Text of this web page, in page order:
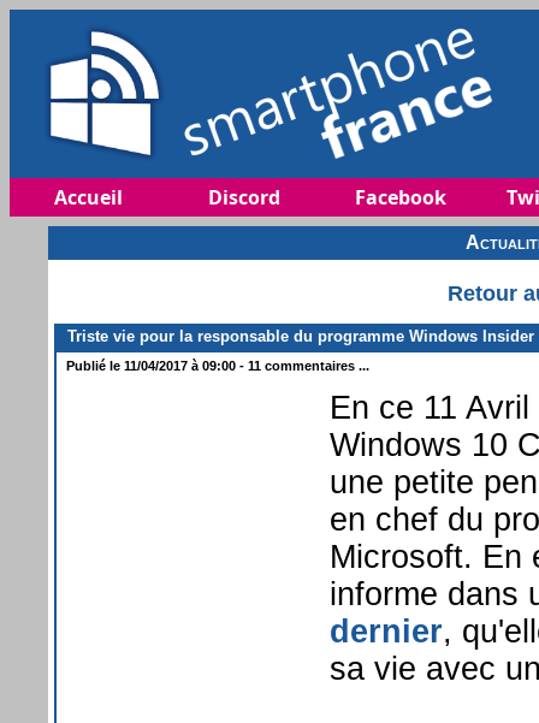
Accueil Discord Facebook
Retour
Triste vie pour la responsable du programme Windows Insider
Publié le 11/04/2017 à 09:00 - 11 commentaires ...
En ce 11
Windows 10
une petite
en chef du
Microsoft. En
informe dans
dernier,
sa vie avec